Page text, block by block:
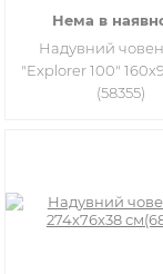
Нема в
Надувний
"Explorer 100"
(58355)